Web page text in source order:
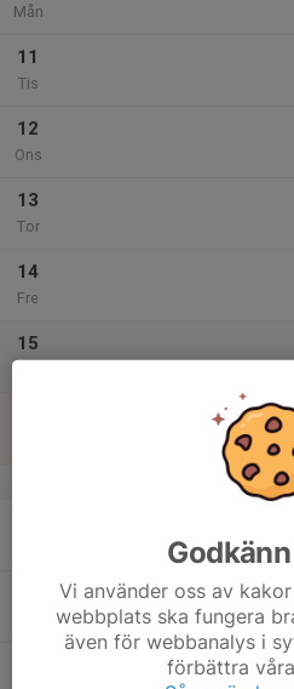
Mån
11
Tis
12
Ons
13
Tor
14
Fre
15
v.34
Vi använder oss av
webbplats ska fungera
även för webbanalys i
förbättra